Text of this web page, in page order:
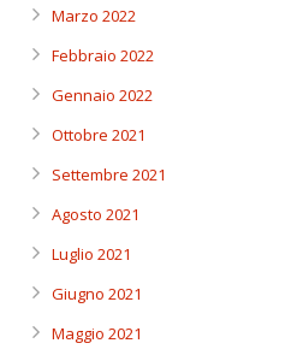
Marzo 2022
Febbraio 2022
Gennaio 2022
Ottobre 2021
Settembre 2021
Agosto 2021
Luglio 2021
Giugno 2021
Maggio 2021